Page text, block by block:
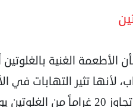
الأطعمة الغنية
لأنها تثير التهابات في
بعدم تجاوز 20 غراماً من